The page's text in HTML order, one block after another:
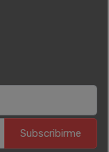
Subscribirme